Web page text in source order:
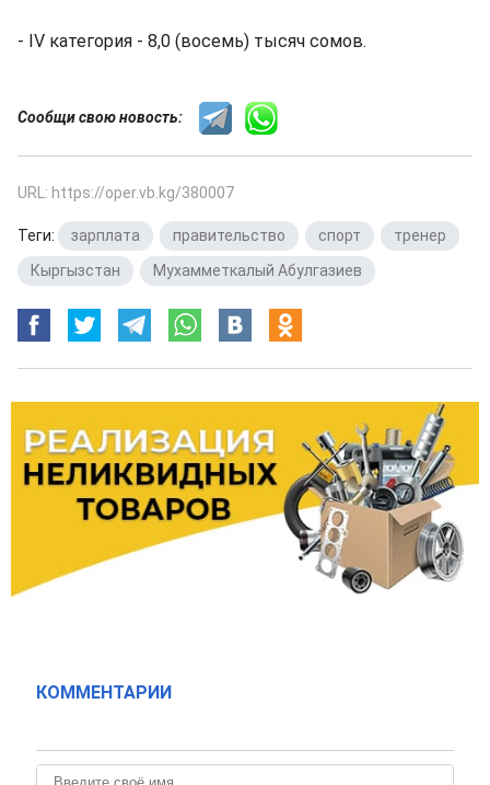
- IV категория - 8,0 (восемь) тысяч сомов.
Сообщи свою новость:
URL: https://oper.vb.kg/380007
Теги: зарплата правительство спорт тренер
Кыргызстан
Мухамметкалый Абулгазиев
КОММЕНТАРИИ